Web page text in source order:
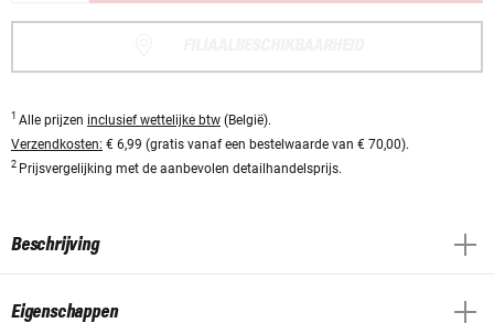
1 Alle prijzen inclusief wettelijke btw (België).
Verzendkosten: € 6,99 (gratis vanaf een bestelwaarde van € 70,00).
2 Prijsvergelijking met de aanbevolen detailhandelsprijs.
Beschrijving
Eigenschappen